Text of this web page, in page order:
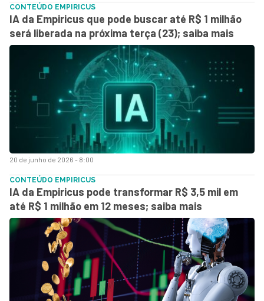
20 de junho de 2026 - 8:00
CONTEÚDO EMPIRICUS
IA da Empiricus que pode buscar até R$ 1 milhão
será liberada na próxima terça (23); saiba mais
CONTEÚDO EMPIRICUS
IA da Empiricus pode transformar R$ 3,5 mil em
até R$ 1 milhão em 12 meses; saiba mais